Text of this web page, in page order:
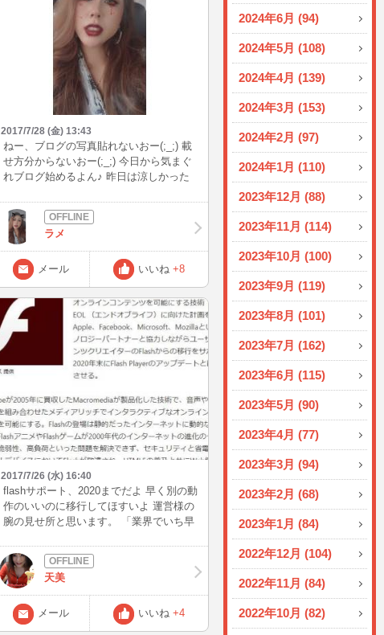
2024年6月 (94)
2024年5月 (108)
2024年4月 (139)
2024年3月 (153)
2024年2月 (97)
2024年1月 (110)
2023年12月 (88)
2023年11月 (114)
2023年10月 (100)
2023年9月 (119)
2023年8月 (101)
2023年7月 (162)
2023年6月 (115)
2023年5月 (90)
2023年4月 (77)
2023年3月 (94)
2023年2月 (68)
2023年1月 (84)
2022年12月 (104)
2022年11月 (84)
2022年10月 (82)
2017/7/28 (金) 13:43
ねー、ブログの写真貼れないおー(;_;) 載
せ方分からないおー(;_;) 今日から気まぐ
れブログ始めるよん♪ 昨日は涼しかった
(^o^)／今年はまだ全然日焼けできてない
よぉ（泣）夏らしいこともしてない
し、、、。 でも明日、明後日はお祭りに
行くよー(*´艸｀*)浴衣着ようと思ってる
けど暑すぎたら着るのやめちゃうかも
（笑） 写真撮ったら載せるね(^o^)って言
いたいんだけど載せ方分からなーい(TдT)
今日はこれから15時くらいからと21時頃
に待機予定です(*^^*) 今宵はオールナイト
だぜー♪眠くなったら寝ちゃいます（笑）
では、またねん(^_^)/~
ラメ
メール いいね +8
2017/7/26 (水) 16:40
flashサポート、2020までだよ 早く別の動
作のいいのに移行してほすいよ 運営様の
腕の見せ所と思います。 「業界でいち早
天美
メール いいね +4